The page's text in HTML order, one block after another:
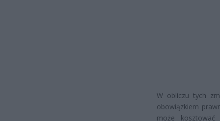
W obliczu tych
obowiązkiem
może